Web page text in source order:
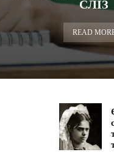
СЛІЗ
READ